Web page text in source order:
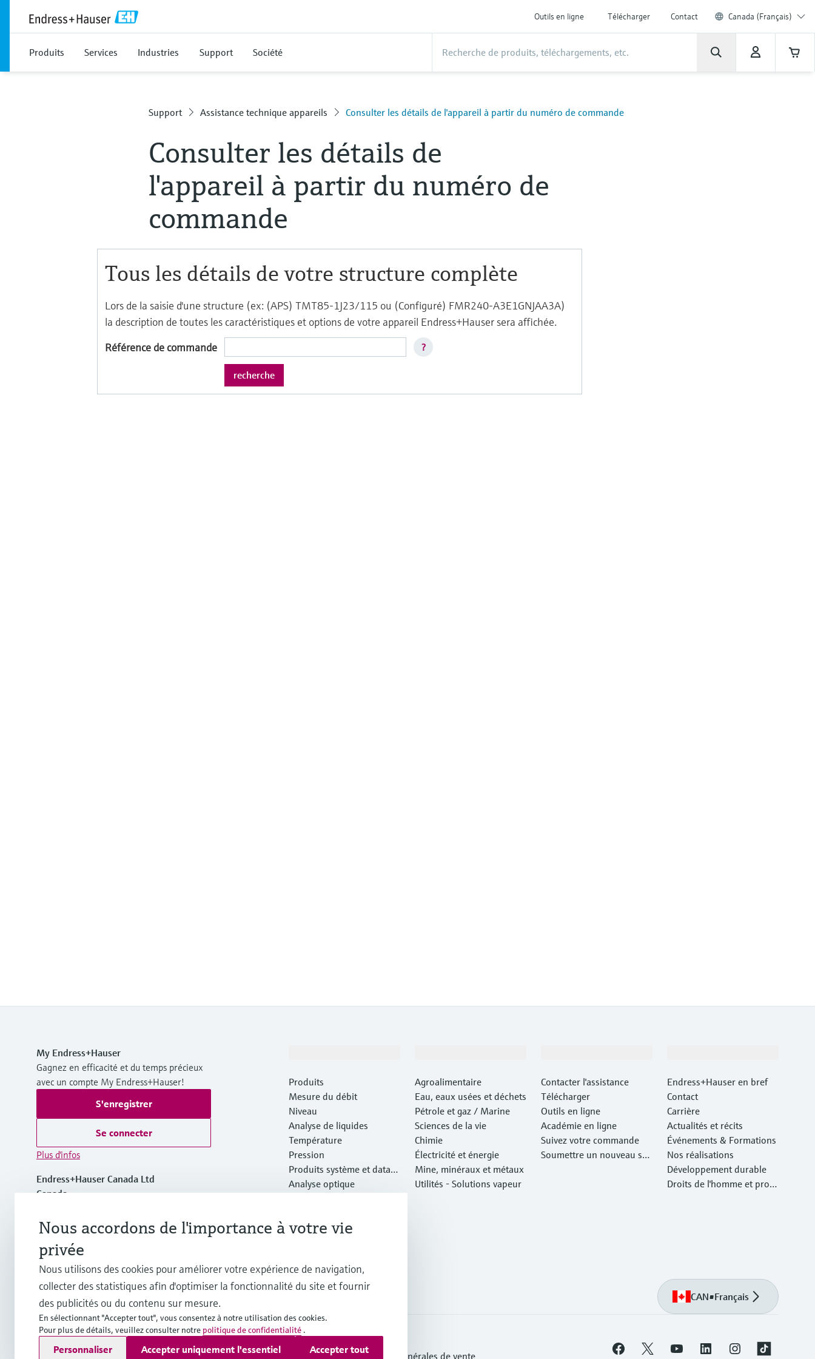
Outils en ligne Télécharger Contact Canada (Français)
Produits Services Industries Support Société
Support Assistance technique appareils Consulter les détails de l'appareil à partir du numéro de commande
Consulter les détails de
l'appareil à partir du numéro de
commande
My Endress+Hauser
Gagnez en efficacité et du temps précieux
avec un compte My Endress+Hauser!
S'enregistrer
Se connecter
Plus d'infos
Endress+Hauser Canada Ltd
Canada
+1-905-681-9292
+1-800-668-3199
info.ca@endress.com
Produits
Mesure du débit
Niveau
Analyse de liquides
Température
Pression
Produits système et data
managers
Analyse optique
Produits vedettes
Agroalimentaire
Eau, eaux usées et déchets
Pétrole et gaz / Marine
Sciences de la vie
Chimie
Électricité et énergie
Mine, minéraux et métaux
Utilités - Solutions vapeur
Contacter l'assistance
Télécharger
Outils en ligne
Académie en ligne
Suivez votre commande
Soumettre un nouveau ser
Endress+Hauser en bref
Contact
Carrière
Actualités et récits
Événements & Formations
Nos réalisations
Développement durable
Droits de l'homme et prote
CAN•Français
Mentions légalesConditions d'utilisationPolitique de protection des données Conditions générales de vente
Nous accordons de l'importance à votre vie
privée
Nous utilisons des cookies pour améliorer votre expérience de navigation,
collecter des statistiques afin d'optimiser la fonctionnalité du site et fournir
des publicités ou du contenu sur mesure.
En sélectionnant "Accepter tout", vous consentez à notre utilisation des cookies.
Pour plus de détails, veuillez consulter notre politique de confidentialité .
Personnaliser Accepter uniquement l'essentiel Accepter tout